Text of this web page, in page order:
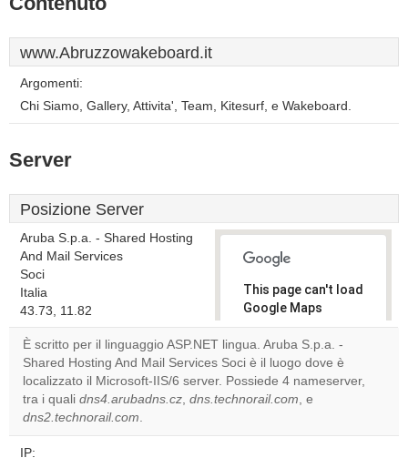
www.Abruzzowakeboard.it
Argomenti:
Chi Siamo, Gallery, Attivita', Team, Kitesurf, e Wakeboard.
Server
Posizione Server
Aruba S.p.a. - Shared Hosting
And Mail Services
Soci
Italia
43.73, 11.82
This page can't load
Google Maps
correctly.
Do you
own this
website?
OK
È scritto per il linguaggio ASP.NET lingua. Aruba S.p.a. -
Shared Hosting And Mail Services Soci è il luogo dove è
localizzato il Microsoft-IIS/6 server. Possiede 4 nameserver,
tra i quali dns4.arubadns.cz, dns.technorail.com, e
dns2.technorail.com.
IP: